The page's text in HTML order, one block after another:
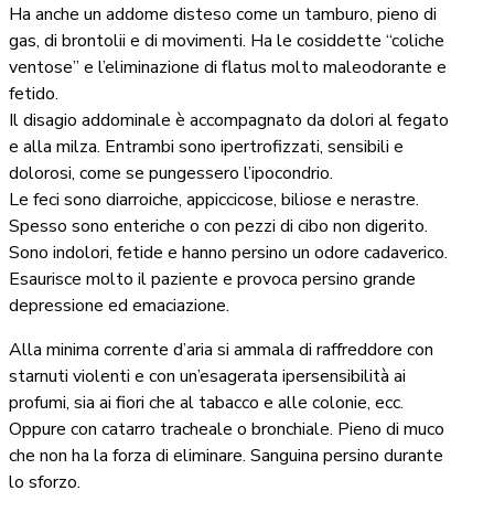
Ha anche un addome disteso come un tamburo, pieno di
gas, di brontolii e di movimenti. Ha le cosiddette “coliche
ventose” e l’eliminazione di flatus molto maleodorante e
fetido.
Il disagio addominale è accompagnato da dolori al fegato
e alla milza. Entrambi sono ipertrofizzati, sensibili e
dolorosi, come se pungessero l’ipocondrio.
Le feci sono diarroiche, appiccicose, biliose e nerastre.
Spesso sono enteriche o con pezzi di cibo non digerito.
Sono indolori, fetide e hanno persino un odore cadaverico.
Esaurisce molto il paziente e provoca persino grande
depressione ed emaciazione.
Alla minima corrente d’aria si ammala di raffreddore con
starnuti violenti e con un’esagerata ipersensibilità ai
profumi, sia ai fiori che al tabacco e alle colonie, ecc.
Oppure con catarro tracheale o bronchiale. Pieno di muco
che non ha la forza di eliminare. Sanguina persino durante
lo sforzo.